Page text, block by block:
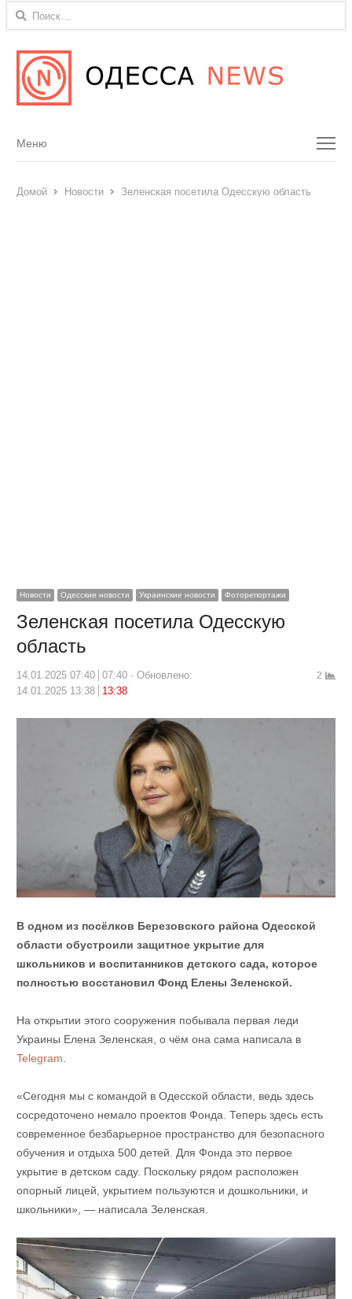
Найти:
Menu
Меню
Домой Новости Зеленская посетила Одесскую область
Новости Одесские новости Украинские новости Фоторепортажи
Зеленская посетила Одесскую
область
14.01.2025 07:40 07:40
Обновлено:
14.01.2025 13:38
13:38
2
В одном из посёлков Березовского района Одесской
области обустроили защитное укрытие для
школьников и воспитанников детского сада, которое
полностью восстановил Фонд Елены Зеленской.
На открытии этого сооружения побывала первая леди
Украины Елена Зеленская, о чём она сама написала в
Telegram.
«Сегодня мы с командой в Одесской области, ведь здесь
сосредоточено немало проектов Фонда. Теперь здесь есть
современное безбарьерное пространство для безопасного
обучения и отдыха 500 детей. Для Фонда это первое
укрытие в детском саду. Поскольку рядом расположен
опорный лицей, укрытием пользуются и дошкольники, и
школьники», — написала Зеленская.